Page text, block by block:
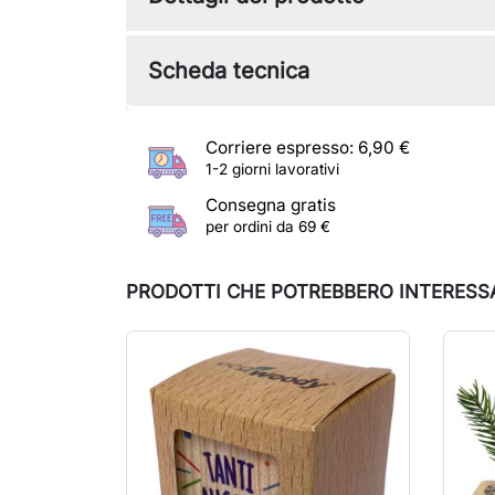
Corriere espresso: 6,90 €
1-2 giorni lavorativi
Consegna gratis
per ordini da 69 €
Scheda tecnica
PRODOTTI CHE POTREBBERO